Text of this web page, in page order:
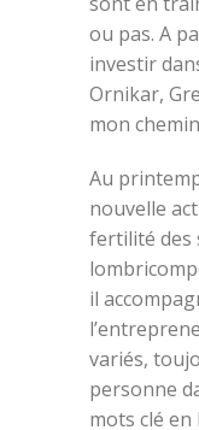
ou pas. A
investir
Ornikar,
mon
Au
nouvelle
fertilité des
il
variés,
personne
mots clé en